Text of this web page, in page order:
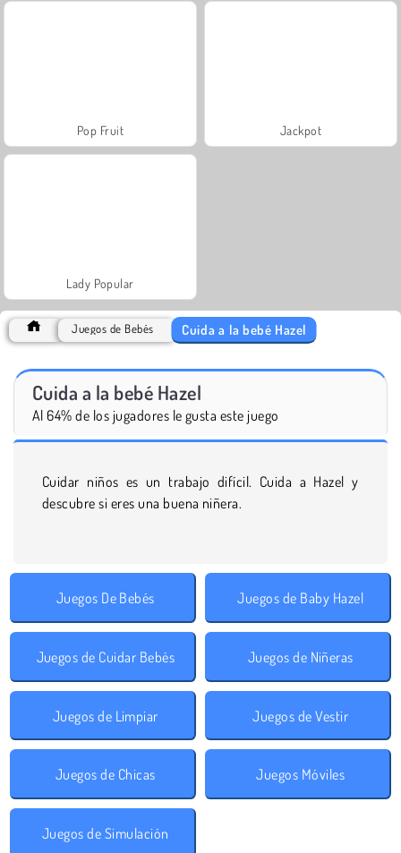
Pop Fruit Jackpot
Lady Popular
Juegos de Bebés Cuida a la bebé Hazel
Cuida a la bebé Hazel
Al 64% de los jugadores le gusta este juego
Cuidar niños es un trabajo difícil. Cuida a Hazel y
descubre si eres una buena niñera.
Juegos De Bebés Juegos de Baby Hazel
Juegos de Cuidar Bebés Juegos de Niñeras
Juegos de Limpiar Juegos de Vestir
Juegos de Chicas Juegos Móviles
Juegos de Simulación